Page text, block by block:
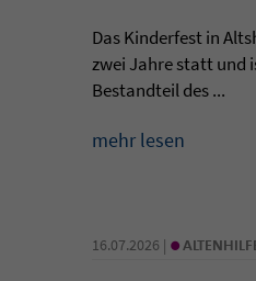
Das Kinderfest in
zwei Jahre statt und
Bestandteil des ...
mehr lesen
16.07.2026 | •